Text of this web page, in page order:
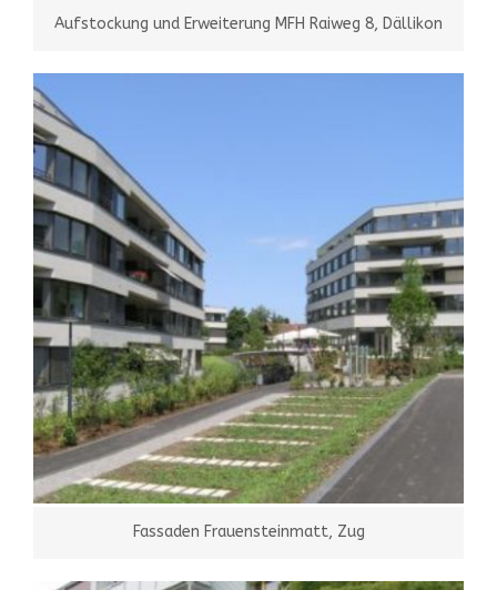
Aufstockung und Erweiterung MFH Raiweg 8, Dällikon
Fassaden Frauensteinmatt, Zug